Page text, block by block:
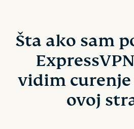
Šta ako sam
vidim curenje
ovoj